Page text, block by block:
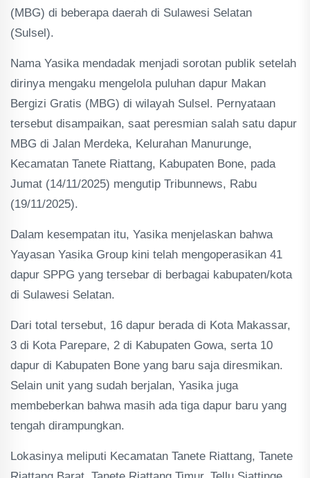
(MBG) di beberapa daerah di Sulawesi Selatan
(Sulsel).
Nama Yasika mendadak menjadi sorotan publik setelah
dirinya mengaku mengelola puluhan dapur Makan
Bergizi Gratis (MBG) di wilayah Sulsel. Pernyataan
tersebut disampaikan, saat peresmian salah satu dapur
MBG di Jalan Merdeka, Kelurahan Manurunge,
Kecamatan Tanete Riattang, Kabupaten Bone, pada
Jumat (14/11/2025) mengutip Tribunnews, Rabu
(19/11/2025).
Dalam kesempatan itu, Yasika menjelaskan bahwa
Yayasan Yasika Group kini telah mengoperasikan 41
dapur SPPG yang tersebar di berbagai kabupaten/kota
di Sulawesi Selatan.
Dari total tersebut, 16 dapur berada di Kota Makassar,
3 di Kota Parepare, 2 di Kabupaten Gowa, serta 10
dapur di Kabupaten Bone yang baru saja diresmikan.
Selain unit yang sudah berjalan, Yasika juga
membeberkan bahwa masih ada tiga dapur baru yang
tengah dirampungkan.
Lokasinya meliputi Kecamatan Tanete Riattang, Tanete